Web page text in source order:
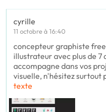
cyrille
11 octobre à 16:40
concepteur graphiste
illustrateur avec plus de 7
accompagne dans vos
visuelle, n'hésitez surtout
texte